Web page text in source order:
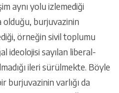
aynı yolu izlemediği
olduğu, burjuvazinin
örneğin sivil toplumu
ideolojisi sayılan liberal-
ileri sürülmekte. Böyle
burjuvazinin varlığı da